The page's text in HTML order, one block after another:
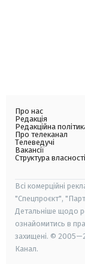
Про нас
Редакція
Редакційна
Про телеканал
Телеведучі
Вакансії
Структура власності
Всі комерційні
"Спецпроєкт",
Детальніше щодо
ознайомитись в
захищені. ©
Канал.